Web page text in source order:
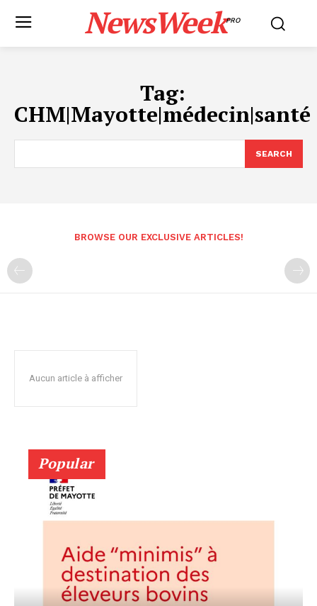
NewsWeekPRO
Tag:
CHM|Mayotte|médecin|santé
SEARCH
BROWSE OUR EXCLUSIVE ARTICLES!
Aucun article à afficher
Popular